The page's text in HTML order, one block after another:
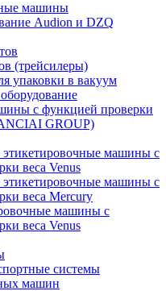
машины
Audion и DZQ
(трейсилеры)
упаковки в вакуум
с функцией проверки
GROUP)
этикетировочные машины с
веса Venus
этикетировочные машины с
веса Mercury
машины с
веса Venus
системы
машин